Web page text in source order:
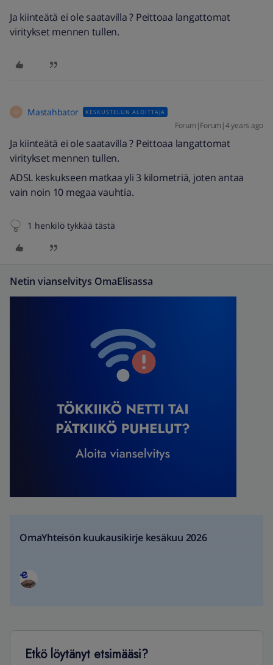
Ja kiinteätä ei ole saatavilla ? Peittoaa langattomat
viritykset mennen tullen.
M Mastahbator KESKUSTELUN ALOITTAJA
Forum|Forum|4 years ago
Ja kiinteätä ei ole saatavilla ? Peittoaa langattomat
viritykset mennen tullen.
ADSL keskukseen matkaa yli 3 kilometriä, joten antaa
vain noin 10 megaa vauhtia.
1 henkilö tykkää tästä
Netin vianselvitys OmaElisassa
OmaYhteisön kuukausikirje kesäkuu 2026
Etkö löytänyt etsimääsi?